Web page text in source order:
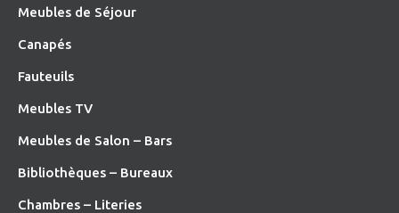
Meubles de Séjour
Canapés
Fauteuils
Meubles TV
Meubles de Salon – Bars
Bibliothèques – Bureaux
Chambres – Literies